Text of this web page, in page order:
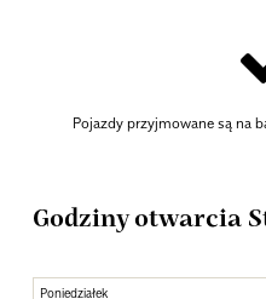
Pojazdy przyjmowane są na
Godziny otwarcia
Poniedziałek